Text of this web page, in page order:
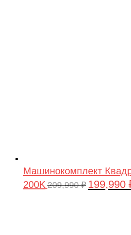
Машинокомплект
200K 209,990₽ 199,990